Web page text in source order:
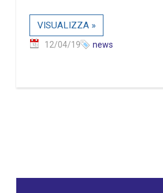
VISUALIZZA »
12/04/19 news